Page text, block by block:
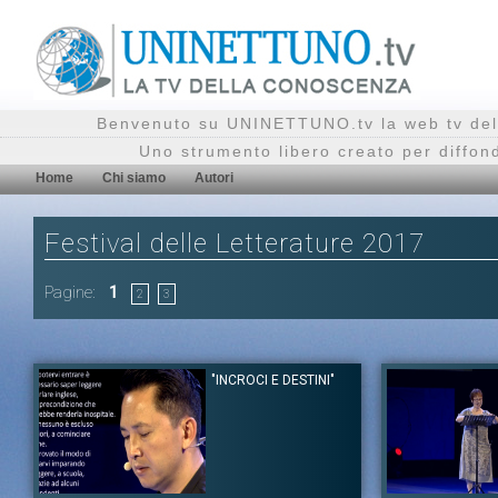
Benvenuto su UNINETTUNO.tv la web tv
Uno strumento libero creato per
Home Chi siamo Autori
Festival delle Letterature 2017
Pagine: 1 2 3
"INCROCI E DESTINI"